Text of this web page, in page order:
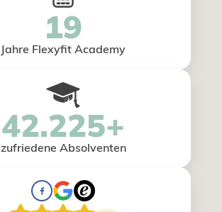
19
Jahre Flexyfit Academy
42.225+
zufriedene Absolventen